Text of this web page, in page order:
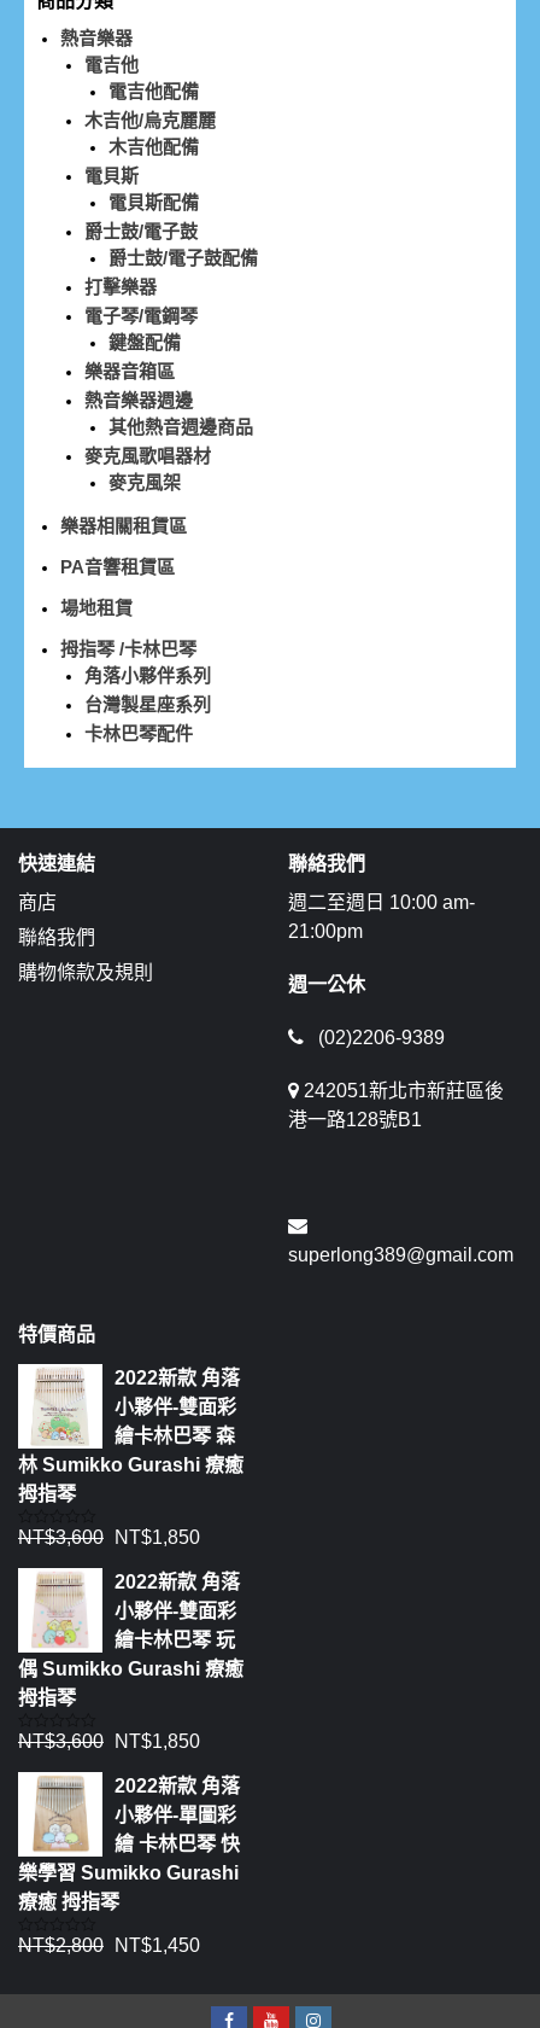
熱音樂器
電吉他
電吉他配備
木吉他/烏克麗麗
木吉他配備
電貝斯
電貝斯配備
爵士鼓/電子鼓
爵士鼓/電子鼓配備
打擊樂器
電子琴/電鋼琴
鍵盤配備
樂器音箱區
熱音樂器週邊
其他熱音週邊商品
麥克風歌唱器材
麥克風架
樂器相關租賃區
PA音響租賃區
場地租賃
拇指琴 /卡林巴琴
角落小夥伴系列
台灣製星座系列
卡林巴琴配件
快速連結
商店
聯絡我們
購物條款及規則
聯絡我們
週二至週日 10:00 am-
21:00pm
週一公休
(02)2206-9389
242051新北市新莊區後
港一路128號B1
superlong389@gmail.com
特價商品
2022新款 角落
小夥伴-雙面彩
繪卡林巴琴 森
林 Sumikko Gurashi 療癒
拇指琴
評
0
NT$3,600 NT$1,850
2022新款 角落
小夥伴-雙面彩
繪卡林巴琴 玩
偶 Sumikko Gurashi 療癒
拇指琴
評
0
NT$3,600 NT$1,850
2022新款 角落
小夥伴-單圖彩
繪 卡林巴琴 快
樂學習 Sumikko Gurashi
療癒 拇指琴
評
NT$2,800 NT$1,450